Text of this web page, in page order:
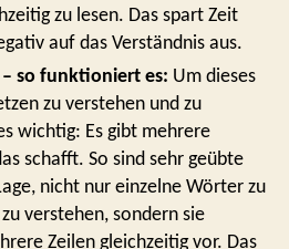
zu lesen. Das spart Zeit
auf das Verständnis aus.
so funktioniert es: Um dieses
zu verstehen und zu
wichtig: Es gibt mehrere
schafft. So sind sehr geübte
nicht nur einzelne Wörter zu
verstehen, sondern sie
Zeilen gleichzeitig vor. Das